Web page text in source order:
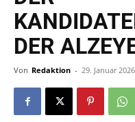
DER
Von Redaktion - 29. Januar 2026